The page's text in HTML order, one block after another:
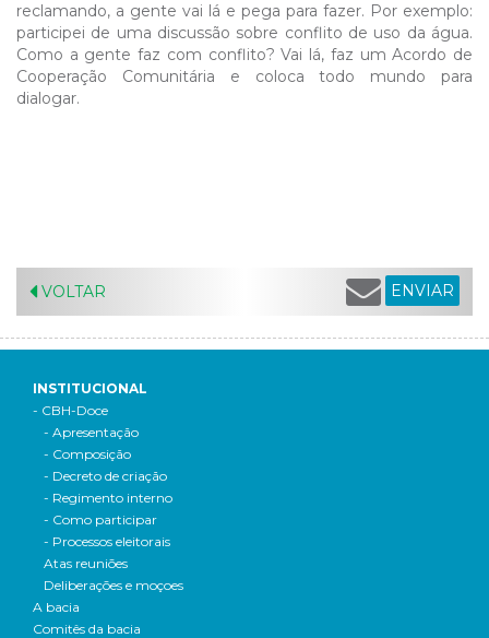
reclamando, a gente vai lá e pega para fazer. Por exemplo:
participei de uma discussão sobre conflito de uso da água.
Como a gente faz com conflito? Vai lá, faz um Acordo de
Cooperação Comunitária e coloca todo mundo para
dialogar.
VOLTAR ENVIAR
INSTITUCIONAL
- CBH-Doce
- Apresentação
- Composição
- Decreto de criação
- Regimento interno
- Como participar
- Processos eleitorais
Atas reuniões
Deliberações e moçoes
A bacia
Comitês da bacia